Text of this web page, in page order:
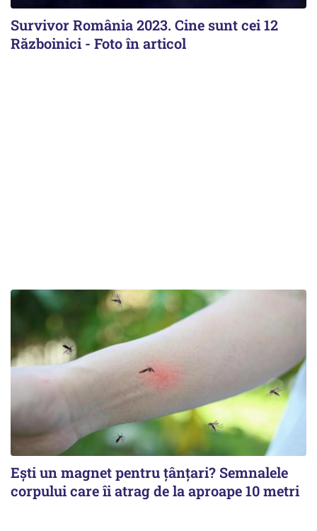
Survivor România 2023. Cine sunt cei 12
Războinici - Foto în articol
Ești un magnet pentru țânțari? Semnalele
corpului care îi atrag de la aproape 10 metri